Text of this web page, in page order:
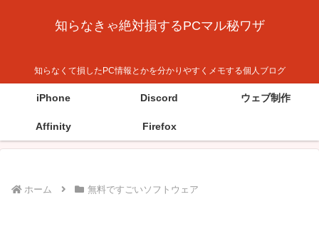
知らなきゃ絶対損するPCマル秘ワザ
知らなくて損したPC情報とかを分かりやすくメモする個人ブログ
iPhone Discord ウェブ制作
Affinity Firefox
ホーム 無料ですごいソフトウェア